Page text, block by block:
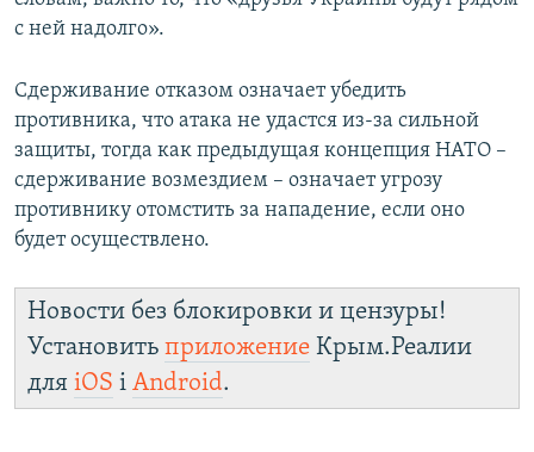
с ней надолго».
Сдерживание отказом означает убедить
противника, что атака не удастся из-за сильной
защиты, тогда как предыдущая концепция НАТО –
сдерживание возмездием – означает угрозу
противнику отомстить за нападение, если оно
будет осуществлено.
Новости без блокировки и цензуры!
Установить приложение Крым.Реалии
для iOS і Android.